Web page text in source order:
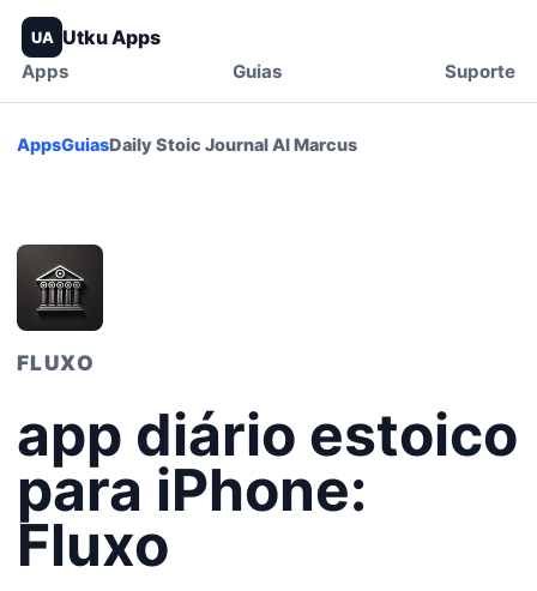
UA Utku Apps
Apps Guias Suporte
AppsGuiasDaily Stoic Journal AI Marcus
FLUXO
app diário estoico
para iPhone:
Fluxo